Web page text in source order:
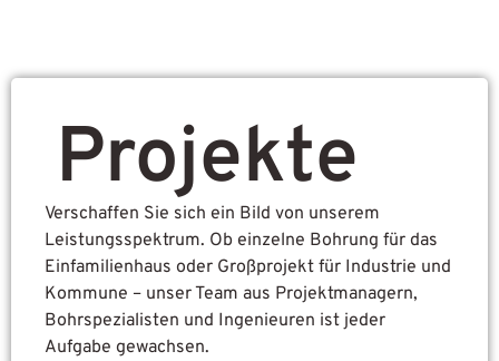
Projekte
Verschaffen Sie sich ein Bild von unserem
Leistungsspektrum. Ob einzelne Bohrung für das
Einfamilienhaus oder Großprojekt für Industrie und
Kommune – unser Team aus Projektmanagern,
Bohrspezialisten und Ingenieuren ist jeder
Aufgabe gewachsen.